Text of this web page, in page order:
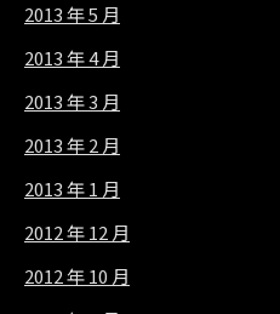
2013 年 5 月
2013 年 4 月
2013 年 3 月
2013 年 2 月
2013 年 1 月
2012 年 12 月
2012 年 10 月